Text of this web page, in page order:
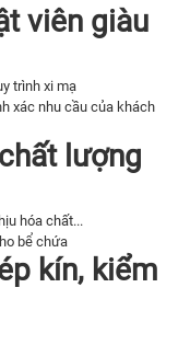
viên giàu
trình xi mạ
xác nhu cầu của khách
lượng
hóa chất...
bể chứa
kín, kiểm